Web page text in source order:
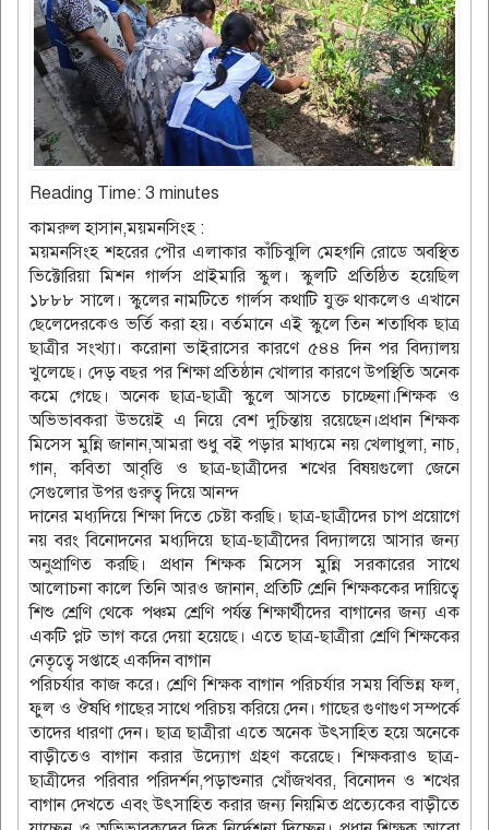
Reading Time: 3 minutes
কামরুল হাসান,ময়মনসিংহ :
ময়মনসিংহ শহরের পৌর এলাকার কাঁচিঝুলি মেহগনি রোডে অবস্থিত
ভিক্টোরিয়া মিশন গার্লস প্রাইমারি স্কুল। স্কুলটি প্রতিষ্ঠিত হয়েছিল
১৮৮৮ সালে। স্কুলের নামটিতে গার্লস কথাটি যুক্ত থাকলেও এখানে
ছেলেদেরকেও ভর্তি করা হয়। বর্তমানে এই স্কুলে তিন শতাধিক ছাত্র
ছাত্রীর সংখ্যা। করোনা ভাইরাসের কারণে ৫৪৪ দিন পর বিদ্যালয়
খুলেছে। দেড় বছর পর শিক্ষা প্রতিষ্ঠান খোলার কারণে উপস্থিতি অনেক
কমে গেছে। অনেক ছাত্র-ছাত্রী স্কুলে আসতে চাচ্ছেনা।শিক্ষক ও
অভিভাবকরা উভয়েই এ নিয়ে বেশ দুচিন্তায় রয়েছেন।প্রধান শিক্ষক
মিসেস মুন্নি জানান,আমরা শুধু বই পড়ার মাধ্যমে নয় খেলাধুলা, নাচ,
গান, কবিতা আবৃত্তি ও ছাত্র-ছাত্রীদের শখের বিষয়গুলো জেনে
সেগুলোর উপর গুরুত্ব দিয়ে আনন্দ
দানের মধ্যদিয়ে শিক্ষা দিতে চেষ্টা করছি। ছাত্র-ছাত্রীদের চাপ প্রয়োগে
নয় বরং বিনোদনের মধ্যদিয়ে ছাত্র-ছাত্রীদের বিদ্যালয়ে আসার জন্য
অনুপ্রাণিত করছি। প্রধান শিক্ষক মিসেস মুন্নি সরকারের সাথে
আলোচনা কালে তিনি আরও জানান, প্রতিটি শ্রেনি শিক্ষককের দায়িত্বে
শিশু শ্রেণি থেকে পঞ্চম শ্রেণি পর্যন্ত শিক্ষার্থীদের বাগানের জন্য এক
একটি প্লট ভাগ করে দেয়া হয়েছে। এতে ছাত্র-ছাত্রীরা শ্রেণি শিক্ষকের
নেতৃত্বে সপ্তাহে একদিন বাগান
পরিচর্যার কাজ করে। শ্রেণি শিক্ষক বাগান পরিচর্যার সময় বিভিন্ন ফল,
ফুল ও ঔষধি গাছের সাথে পরিচয় করিয়ে দেন। গাছের গুণাগুণ সম্পর্কে
তাদের ধারণা দেন। ছাত্র ছাত্রীরা এতে অনেক উৎসাহিত হয়ে অনেকে
বাড়ীতেও বাগান করার উদ্যোগ গ্রহণ করেছে। শিক্ষকরাও ছাত্র-
ছাত্রীদের পরিবার পরিদর্শন,পড়াশুনার খোঁজখবর, বিনোদন ও শখের
বাগান দেখতে এবং উৎসাহিত করার জন্য নিয়মিত প্রত্যেকের বাড়ীতে